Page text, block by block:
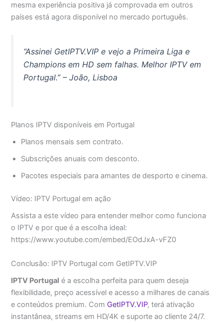
mesma experiência positiva já comprovada em outros
países está agora disponível no mercado português.
“Assinei GetIPTV.VIP e vejo a Primeira Liga e
Champions em HD sem falhas. Melhor IPTV em
Portugal.” – João, Lisboa
Planos IPTV disponíveis em Portugal
Planos mensais sem contrato.
Subscrições anuais com desconto.
Pacotes especiais para amantes de desporto e cinema.
Vídeo: IPTV Portugal em ação
Assista a este vídeo para entender melhor como funciona
o IPTV e por que é a escolha ideal:
https://www.youtube.com/embed/EOdJxA-vFZ0
Conclusão: IPTV Portugal com GetIPTV.VIP
IPTV Portugal é a escolha perfeita para quem deseja
flexibilidade, preço acessível e acesso a milhares de canais
e conteúdos premium. Com GetIPTV.VIP, terá ativação
instantânea, streams em HD/4K e suporte ao cliente 24/7.